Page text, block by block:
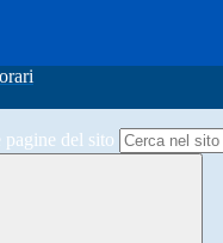
del sito